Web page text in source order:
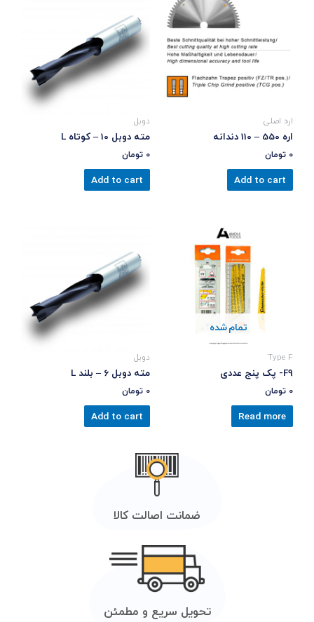
اره اصلی
اره 550 – 110 دندانه
0 تومان
Add to cart
دوبل
مته دوبل 10 – کوتاه L
0 تومان
Add to cart
تمام شده
Type F
F9- پک پنج عددی
0 تومان
Read more
دوبل
مته دوبل 6 – بلند L
0 تومان
Add to cart
ضمانت اصالت کالا
تحویل سریع و مطمئن